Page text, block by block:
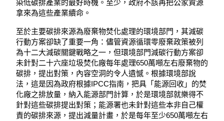
染低碳排產業的最好時機。至少，政府不該再把公家資源
拿來為這些產業續命。
至於主要碳排來源為廢棄物焚化處理的環境部門，其減碳
行動方案卻缺了重要一角：儘管資源循環零廢棄政策被列
為十二大減碳關鍵戰略之一，但環境部門減碳行動方案卻
未針對二十六座垃圾焚化廠每年處理650萬噸左右廢棄物的
碳排，提出對策，內容空洞的令人遺憾。根據環境部說
法，這是因為政府根據IPCC指南，把具「能源回收」的焚
化廠之排放量，納入能源部門計算，於是環境部就樂得不
針對這些碳排提出對策；能源署也未針對這些本非自己權
責的碳排來源，提出減量計畫，於是每年至少650萬噸左右